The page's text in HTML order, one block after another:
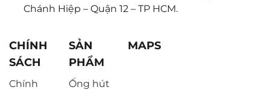
Chánh Hiệp – Quận 12 – TP HCM.
CHÍNH
SÁCH
Chính
SẢN
PHẨM
Ống hút
MAPS